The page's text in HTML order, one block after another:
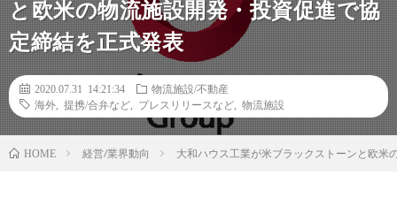
と欧米の物流施設開発・投資促進で協
定締結を正式発表
2020.07.31 14:21:34
物流施設/不動産
海外
提携/合弁など プレスリリースなど 物流施設
HOME 経営/業界動向 大和ハウス工業が米ブラックストーンと欧米